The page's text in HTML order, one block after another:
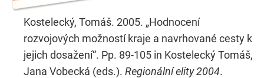
Kostelecký, Tomáš. 2005. „Hodnocení
rozvojových možností kraje a navrhované cesty k
jejich dosažení“. Pp. 89-105 in Kostelecký Tomáš,
Jana Vobecká (eds.). Regionální elity 2004.